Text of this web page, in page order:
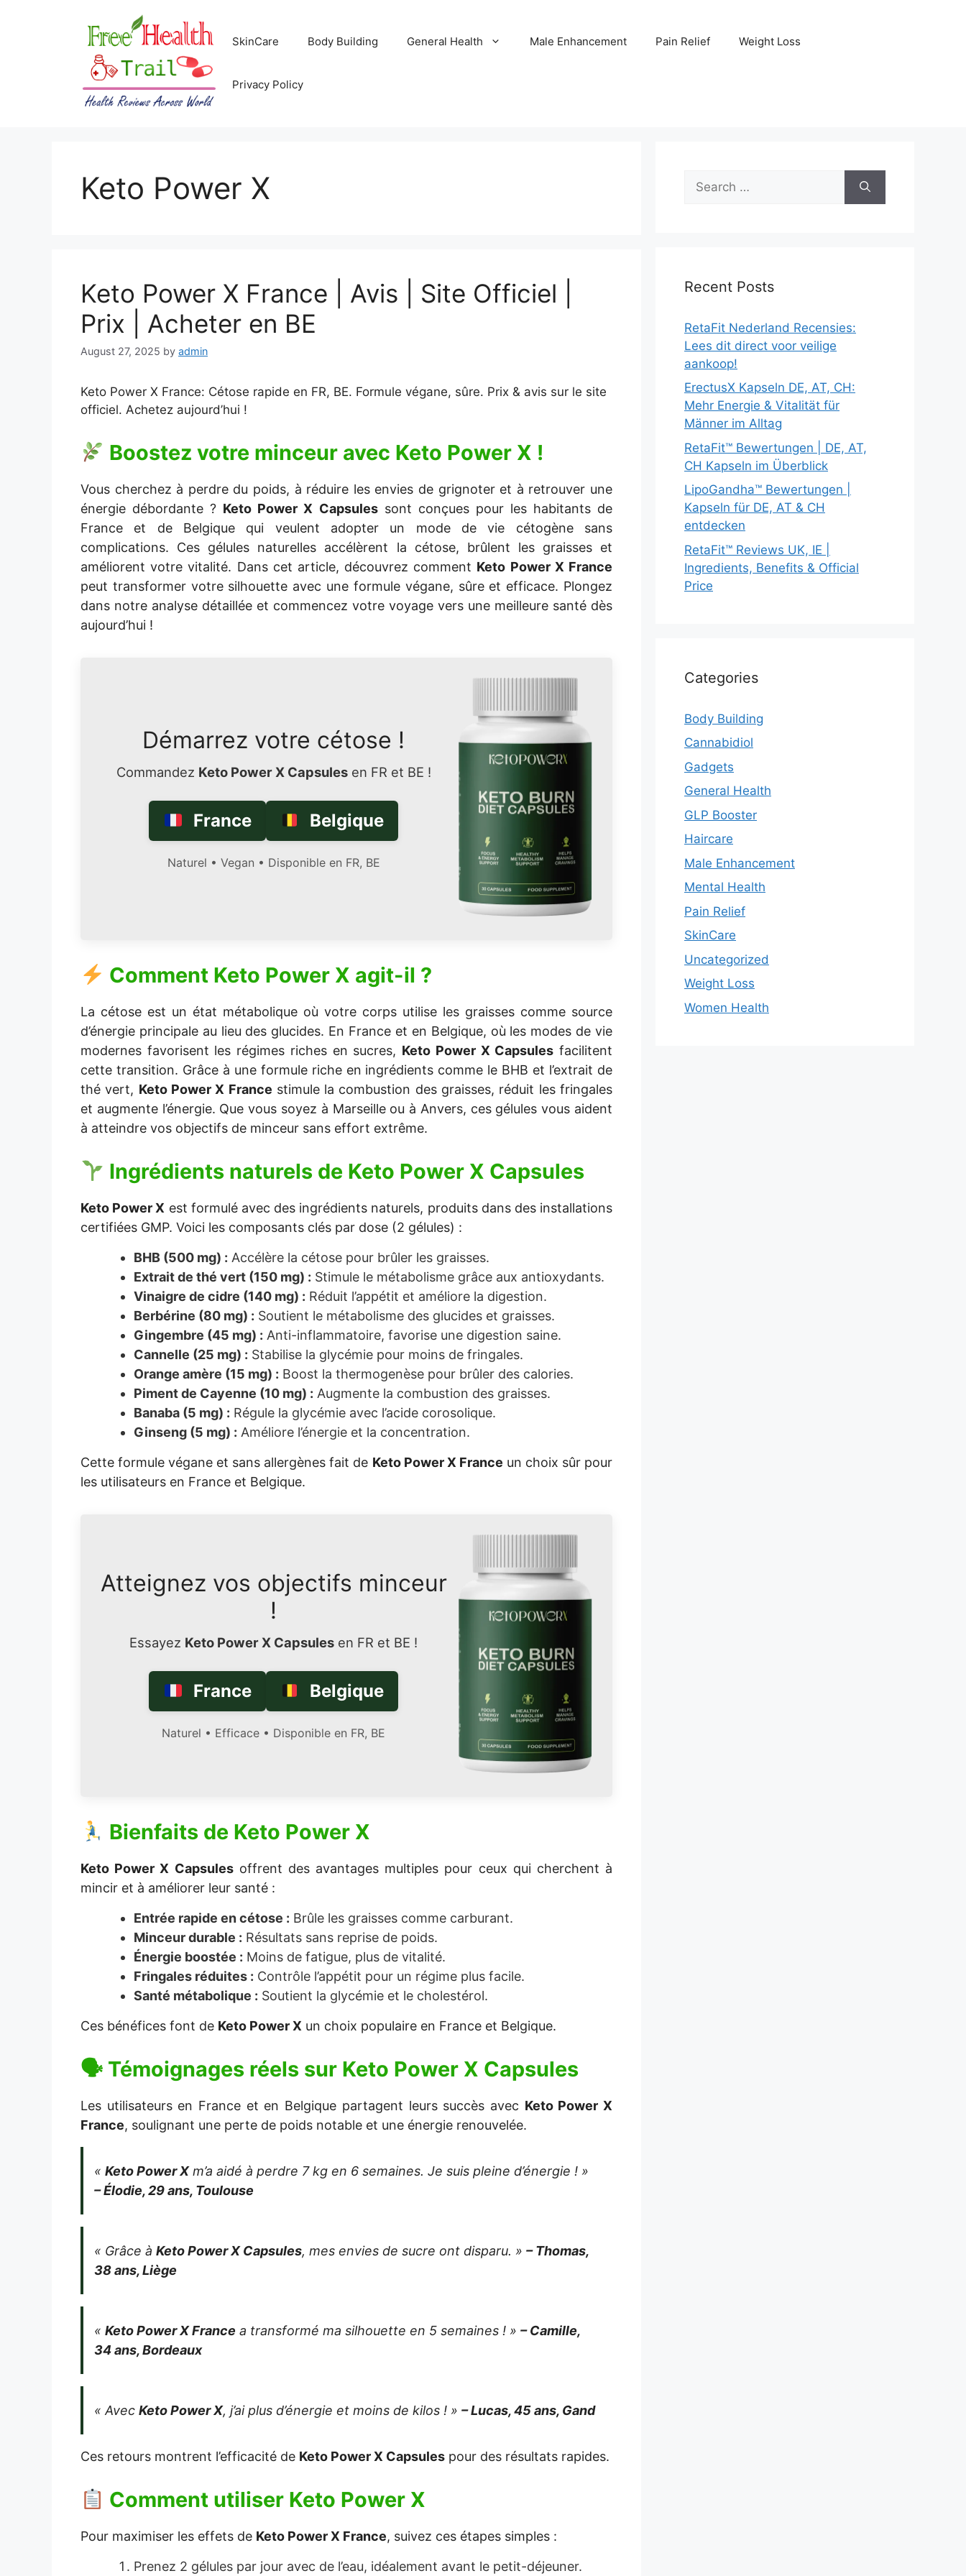
SkinCare Body Building General Health Male Enhancement Pain Relief Weight Loss
Privacy Policy
Keto Power X
Keto Power X France | Avis | Site Officiel |
Prix | Acheter en BE
August 27, 2025 by admin
Keto Power X France: Cétose rapide en FR, BE. Formule végane, sûre. Prix & avis sur le site
officiel. Achetez aujourd’hui !
Boostez votre minceur avec Keto Power X !
Vous cherchez à perdre du poids, à réduire les envies de grignoter et à retrouver une
énergie débordante ? Keto Power X Capsulessont conçues pour les habitants de
France et de Belgique qui veulent adopter un mode de vie cétogène sans
complications. Ces gélules naturelles accélèrent la cétose, brûlent les graisses et
améliorent votre vitalité. Dans cet article, découvrez comment Keto Power X France
peut transformer votre silhouette avec une formule végane, sûre et efficace. Plongez
dans notre analyse détaillée et commencez votre voyage vers une meilleure santé dès
aujourd’hui !
Démarrez votre cétose !
Commandez Keto Power X Capsulesen FR et BE !
France Belgique
Naturel • Vegan • Disponible en FR, BE
Comment Keto Power X agit-il ?
La cétose est un état métabolique où votre corps utilise les graisses comme source
d’énergie principale au lieu des glucides. En France et en Belgique, où les modes de vie
modernes favorisent les régimes riches en sucres, Keto Power X Capsules facilitent
cette transition. Grâce à une formule riche en ingrédients comme le BHB et l’extrait de
thé vert, Keto Power X France stimule la combustion des graisses, réduit les fringales
et augmente l’énergie. Que vous soyez à Marseille ou à Anvers, ces gélules vous aident
à atteindre vos objectifs de minceur sans effort extrême.
Ingrédients naturels de Keto Power X Capsules
Keto Power X est formulé avec des ingrédients naturels, produits dans des installations
certifiées GMP. Voici les composants clés par dose (2 gélules) :
BHB (500 mg) : Accélère la cétose pour brûler les graisses.
Extrait de thé vert (150 mg) : Stimule le métabolisme grâce aux antioxydants.
Vinaigre de cidre (140 mg) : Réduit l’appétit et améliore la digestion.
Berbérine (80 mg) : Soutient le métabolisme des glucides et graisses.
Gingembre (45 mg) : Anti-inflammatoire, favorise une digestion saine.
Cannelle (25 mg) : Stabilise la glycémie pour moins de fringales.
Orange amère (15 mg) : Boost la thermogenèse pour brûler des calories.
Piment de Cayenne (10 mg) : Augmente la combustion des graisses.
Banaba (5 mg) : Régule la glycémie avec l’acide corosolique.
Ginseng (5 mg) : Améliore l’énergie et la concentration.
Cette formule végane et sans allergènes fait de Keto Power X France un choix sûr pour
les utilisateurs en France et Belgique.
Atteignez vos objectifs minceur
!
Essayez Keto Power X Capsules en FR et BE !
France Belgique
Naturel • Efficace • Disponible en FR, BE
Bienfaits de Keto Power X
Keto Power X Capsulesoffrent des avantages multiples pour ceux qui cherchent à
mincir et à améliorer leur santé :
Entrée rapide en cétose : Brûle les graisses comme carburant.
Minceur durable : Résultats sans reprise de poids.
Énergie boostée : Moins de fatigue, plus de vitalité.
Fringales réduites : Contrôle l’appétit pour un régime plus facile.
Santé métabolique : Soutient la glycémie et le cholestérol.
Ces bénéfices font de Keto Power X un choix populaire en France et Belgique.
🗣 Témoignages réels sur Keto Power X Capsules
Les utilisateurs en France et en Belgique partagent leurs succès avec Keto Power X
France, soulignant une perte de poids notable et une énergie renouvelée.
« Keto Power Xm’a aidé à perdre 7 kg en 6 semaines. Je suis pleine d’énergie ! »
– Élodie, 29 ans, Toulouse
« Grâce à Keto Power X Capsules, mes envies de sucre ont disparu. » – Thomas,
38 ans, Liège
« Keto Power X France a transformé ma silhouette en 5 semaines ! » – Camille,
34 ans, Bordeaux
« Avec Keto Power X, j’ai plus d’énergie et moins de kilos ! » – Lucas, 45 ans, Gand
Ces retours montrent l’efficacité de Keto Power X Capsules pour des résultats rapides.
Comment utiliser Keto Power X
Pour maximiser les effets de Keto Power X France, suivez ces étapes simples :
Prenez 2 gélules par jour avec de l’eau, idéalement avant le petit-déjeuner.
for:
Recent Posts
RetaFit Nederland Recensies:
Lees dit direct voor veilige
aankoop!
ErectusX Kapseln DE, AT, CH:
Mehr Energie & Vitalität für
Männer im Alltag
RetaFit™ Bewertungen | DE, AT,
CH Kapseln im Überblick
LipoGandha™ Bewertungen |
Kapseln für DE, AT & CH
entdecken
RetaFit™ Reviews UK, IE |
Ingredients, Benefits & Official
Price
Categories
Body Building
Cannabidiol
Gadgets
General Health
GLP Booster
Haircare
Male Enhancement
Mental Health
Pain Relief
SkinCare
Uncategorized
Weight Loss
Women Health